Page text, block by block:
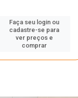
Faça seu login ou
cadastre-se para
ver preços e
comprar